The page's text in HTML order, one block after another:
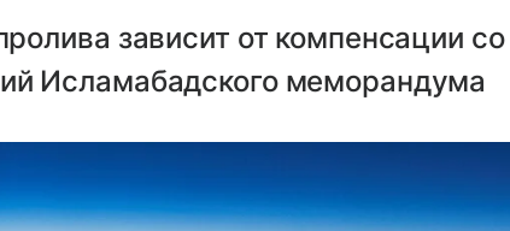
зависит от компенсации со
Исламабадского меморандума